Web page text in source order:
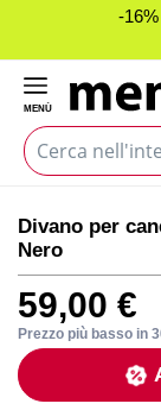
-
MENÙ
alla
fine
della
galleria
di
immagini
all'inizio
della
galleria
di
immagini
Divano per
Nero
59,00 €
Prezzo più basso in